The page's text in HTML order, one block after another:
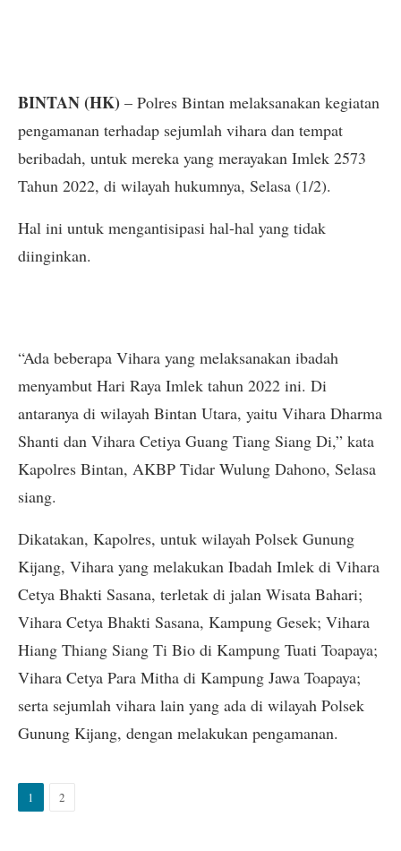
BINTAN (HK) – Polres Bintan melaksanakan kegiatan
pengamanan terhadap sejumlah vihara dan tempat
beribadah, untuk mereka yang merayakan Imlek 2573
Tahun 2022, di wilayah hukumnya, Selasa (1/2).
Hal ini untuk mengantisipasi hal-hal yang tidak
diinginkan.
“Ada beberapa Vihara yang melaksanakan ibadah
menyambut Hari Raya Imlek tahun 2022 ini. Di
antaranya di wilayah Bintan Utara, yaitu Vihara Dharma
Shanti dan Vihara Cetiya Guang Tiang Siang Di,” kata
Kapolres Bintan, AKBP Tidar Wulung Dahono, Selasa
siang.
Dikatakan, Kapolres, untuk wilayah Polsek Gunung
Kijang, Vihara yang melakukan Ibadah Imlek di Vihara
Cetya Bhakti Sasana, terletak di jalan Wisata Bahari;
Vihara Cetya Bhakti Sasana, Kampung Gesek; Vihara
Hiang Thiang Siang Ti Bio di Kampung Tuati Toapaya;
Vihara Cetya Para Mitha di Kampung Jawa Toapaya;
serta sejumlah vihara lain yang ada di wilayah Polsek
Gunung Kijang, dengan melakukan pengamanan.
1 2